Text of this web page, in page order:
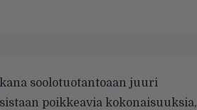
soolotuotantoaan juuri
poikkeavia kokonaisuuksia,